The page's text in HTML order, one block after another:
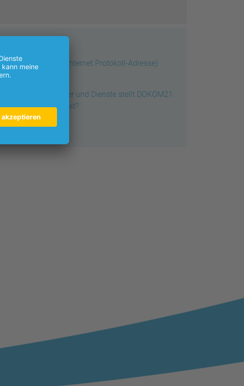
IP-Adresse (Internet Protokoll-Adresse)
Welche Server und Dienste stellt DOKOM21
für mich bereit?